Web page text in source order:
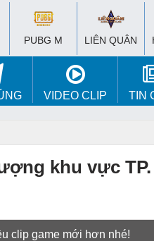
PUBG M LIÊN QUÂN
VIDEO CLIP TIN
khu vực
clip game mới hơn nhé!